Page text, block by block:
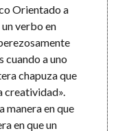
Orientado a
verbo en
cuando a uno
chapuza que
creatividad».
manera en que
en que un